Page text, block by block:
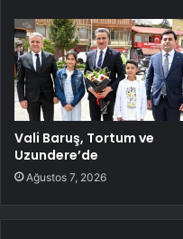
Vali Baruş, Tortum ve
Uzundere’de
Ağustos 7, 2026